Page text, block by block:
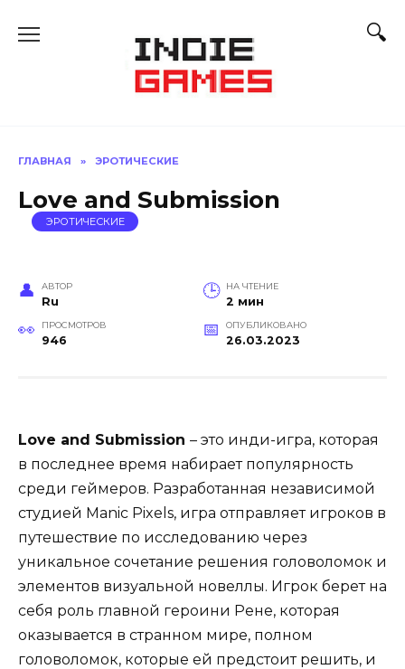
ГЛАВНАЯ » ЭРОТИЧЕСКИЕ
Love and Submission
ЭРОТИЧЕСКИЕ
АВТОР
Ru
НА ЧТЕНИЕ
2 мин
ПРОСМОТРОВ
946
ОПУБЛИКОВАНО
26.03.2023
Love and Submission – это инди-игра, которая
в последнее время набирает популярность
среди геймеров. Разработанная независимой
студией Manic Pixels, игра отправляет игроков в
путешествие по исследованию через
уникальное сочетание решения головоломок и
элементов визуальной новеллы. Игрок берет на
себя роль главной героини Рене, которая
оказывается в странном мире, полном
головоломок, которые ей предстоит решить, и